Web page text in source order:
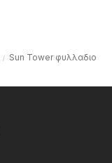
Sun Tower φυλλαδιο